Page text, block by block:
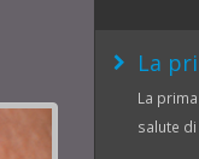
La
La
salute